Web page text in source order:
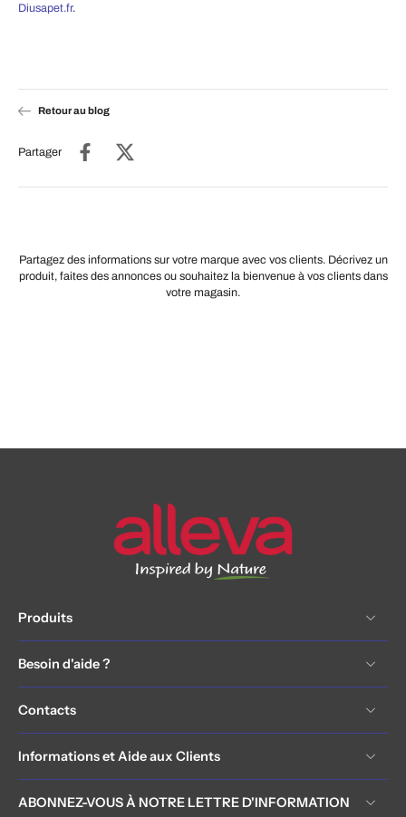
Diusapet.fr.
Retour au blog
Partager
Partagez des informations sur votre marque avec vos clients. Décrivez un
produit, faites des annonces ou souhaitez la bienvenue à vos clients dans
votre magasin.
Produits
Besoin d'aide ?
Contacts
Informations et Aide aux Clients
ABONNEZ-VOUS À NOTRE LETTRE D'INFORMATION